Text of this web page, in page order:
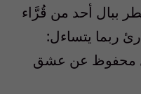
ببال أحد من قُرَّاء
ربما يتساءل:
محفوظ عن عشق